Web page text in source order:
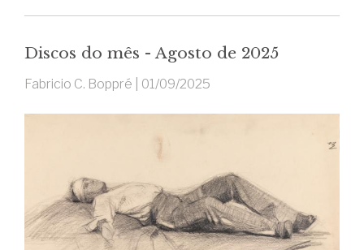
Discos do mês - Agosto de 2025
Fabricio C. Boppré | 01/09/2025